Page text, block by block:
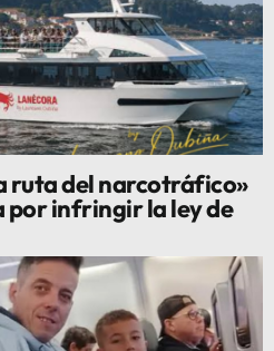
ruta del narcotráfico»
por infringir la ley de